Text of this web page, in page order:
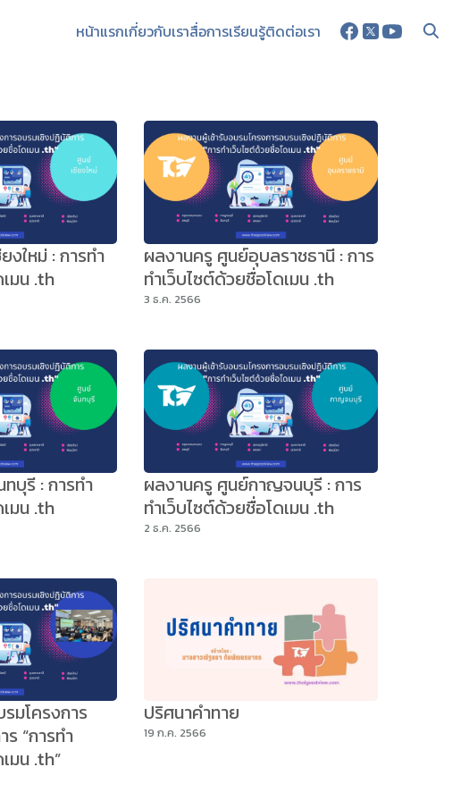
หน้าแรกเกี่ยวกับเราสื่อการเรียนรู้ติดต่อเรา
งใหม่ : การทำ
มน .th
ผลงานครู ศูนย์อุบลราชธานี : การ
ทำเว็บไซต์ด้วยชื่อโดเมน .th
3 ธ.ค. 2566
บุรี : การทำ
มน .th
ผลงานครู ศูนย์กาญจนบุรี : การ
ทำเว็บไซต์ด้วยชื่อโดเมน .th
2 ธ.ค. 2566
มโครงการ
“การทำ
มน .th”
ปริศนาคำทาย
19 ก.ค. 2566